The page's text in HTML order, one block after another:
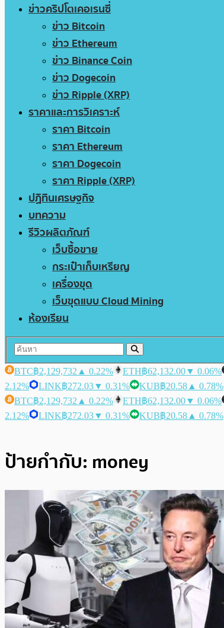
ข่าวคริปโตเคอเรนซี่
ข่าว Bitcoin
ข่าว Ethereum
ข่าว Binance Coin
ข่าว Dogecoin
ข่าว Ripple (XRP)
ราคาและการวิเคราะห์
ราคา Bitcoin
ราคา Ethereum
ราคา Dogecoin
ราคา Ripple (XRP)
ปฏิทินเศรษฐกิจ
บทความ
รีวิวผลิตภัณฑ์
เว็บซื้อขาย
กระเป๋าเก็บเหรียญ
เครื่องขุด
เว็บขุดแบบ Cloud Mining
ห้องเรียน
BTC฿2,129,732 ▲ 0.22% ETH฿62,132.00▼ 0.06%
2.12%
LINK฿272.03▼ 0.31% KUB฿20.58 ▲ 0.78%
BTC฿2,129,732 ▲ 0.22% ETH฿62,132.00▼ 0.06%
2.12%
LINK฿272.03▼ 0.31% KUB฿20.58 ▲ 0.78%
ป้ายกำกับ: money